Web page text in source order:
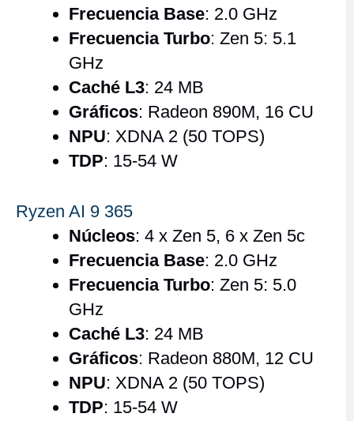
Frecuencia Base: 2.0 GHz
Frecuencia Turbo: Zen 5: 5.1
GHz
Caché L3: 24 MB
Gráficos: Radeon 890M, 16 CU
NPU: XDNA 2 (50 TOPS)
TDP: 15-54 W
Ryzen AI 9 365
Núcleos: 4 x Zen 5, 6 x Zen 5c
Frecuencia Base: 2.0 GHz
Frecuencia Turbo: Zen 5: 5.0
GHz
Caché L3: 24 MB
Gráficos: Radeon 880M, 12 CU
NPU: XDNA 2 (50 TOPS)
TDP: 15-54 W